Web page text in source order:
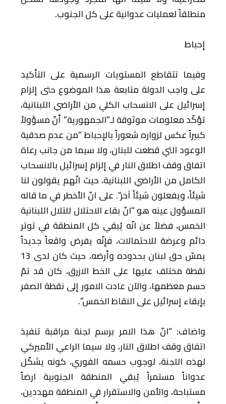
منطلقاً لعمليات عدوانية على كل الجنوب.
إحباط
وفيما تتقاطع المستويات الرسمية على التأكيد
على واجب الدولة متابعة هذا الموضوع حتى إلزام
إسرائيل على الانسحاب الكلي من الأراضي اللبنانية،
تؤكّد معلومات موثوقة لـ”الجمهورية” أنّ مسؤولاً
كبيراً عكس لزواره شعوراً بالإحباط “من عدم صدقية
الوعود التي قطعت للبنان، ولا سيما من جانب رعاة
اتفاق وقف اطلاق النار في إلزام إسرائيل بالانسحاب
الكامل من الأراضي اللبنانية، حيث انّهم يقولون لنا
شيئاً، ويفعلون شيئاً آخر”. على انّ الأخطر في ما قاله
المسؤول عينه هو “انّ بقاء الاحتلال للتلال اللبنانية
الخمس، فضلاً عن انّه يُبقي كل المنطقة في توتر
دائم وعرضة للاحتمالات، فإنّه يفرض واقعاً جديداً
يمسّ حق لبنان بحدوده وأرضه، حيث كان لدى 13
نقطة مختلف عليها على الخط الازرق، كان قد تمّ
حسم معظمها، والآن عادت الامور إلى نقطة الصفر
بإبقاء إسرائيل على النقاط الخمس”.
واضاف: “انّ هذا الامر برسم لجنة مراقبة تنفيذ
اتفاق وقف اطلاق النار، ولا سيما الراعي الأميركي
لهذه اللجنة، لوجوب حسمه الفوري، كونه يشكّل
عدواناً مستمراً يُبقي المنطقة الجنوبية ارضاً
مستباحة، والأمن والاستقرار في المنطقة مهددين،